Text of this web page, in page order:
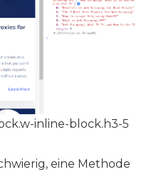
inline-block.h3-5
eine Methode